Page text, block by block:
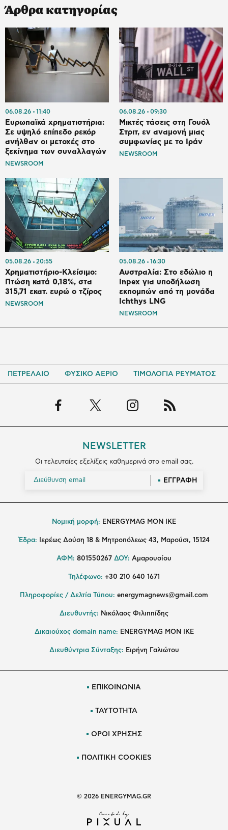
Άρθρα κατηγορίας
06.08.26 11:40
Ευρωπαϊκά χρηματιστήρια:
Σε υψηλό επίπεδο ρεκόρ
ανήλθαν οι μετοχές στο
ξεκίνημα των συναλλαγών
NEWSROOM
06.08.26 09:30
Μικτές τάσεις στη Γουόλ
Στριτ, εν αναμονή μιας
συμφωνίας με το Ιράν
NEWSROOM
05.08.26 20:55
Χρηματιστήριο-Κλείσιμο:
Πτώση κατά 0,18%, στα
315,71 εκατ. ευρώ ο τζίρος
NEWSROOM
05.08.26 16:30
Αυστραλία: Στο εδώλιο η
Inpex για υποδήλωση
εκπομπών από τη μονάδα
Ichthys LNG
NEWSROOM
ΠΕΤΡΕΛΑΙΟ ΦΥΣΙΚΟ ΑΕΡΙΟ ΤΙΜΟΛΟΓΙΑ ΡΕΥΜΑΤΟΣ
NEWSLETTER
Οι τελευταίες εξελίξεις καθημερινά στο email σας.
ΕΓΓΡΑΦΗ
Νομική μορφή: ENERGYMAG MON IKE
Έδρα: Ιερέως Δούση 18 & Μητροπόλεως 43, Μαρούσι, 15124
ΑΦΜ: 801550267 ΔΟΥ: Αμαρουσίου
Τηλέφωνο: +30 210 640 1671
Πληροφορίες / Δελτία Τύπου: energymagnews@gmail.com
Διευθυντής: Νικόλαος Φιλιππίδης
Δικαιούχος domain name: ENERGYMAG ΜΟΝ ΙΚΕ
Διευθύντρια Σύνταξης: Ειρήνη Γαλιώτου
ΕΠΙΚΟΙΝΩΝΙΑ
ΤΑΥΤΟΤΗΤΑ
ΟΡΟΙ ΧΡΗΣΗΣ
ΠΟΛΙΤΙΚΗ COOKIES
© 2026 ENERGYMAG.GR